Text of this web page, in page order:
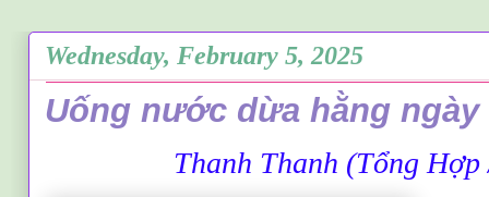
Wednesday, February 5, 2025
Uống nước dừa hằng
Thanh Thanh (TổngHợp